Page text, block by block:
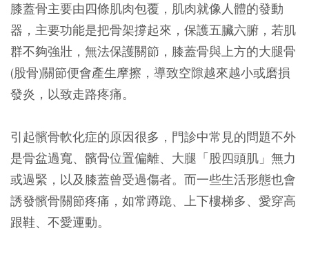
膝蓋骨主要由四條肌肉包覆，肌肉就像人體的發動
器，主要功能是把骨架撐起來，保護五臟六腑，若肌
群不夠強壯，無法保護關節，膝蓋骨與上方的大腿骨
(股骨)關節便會產生摩擦，導致空隙越來越小或磨損
發炎，以致走路疼痛。
引起髕骨軟化症的原因很多，門診中常見的問題不外
是骨盆過寬、髕骨位置偏離、大腿「股四頭肌」無力
或過緊，以及膝蓋曾受過傷者。而一些生活形態也會
誘發髕骨關節疼痛，如常蹲跪、上下樓梯多、愛穿高
跟鞋、不愛運動。